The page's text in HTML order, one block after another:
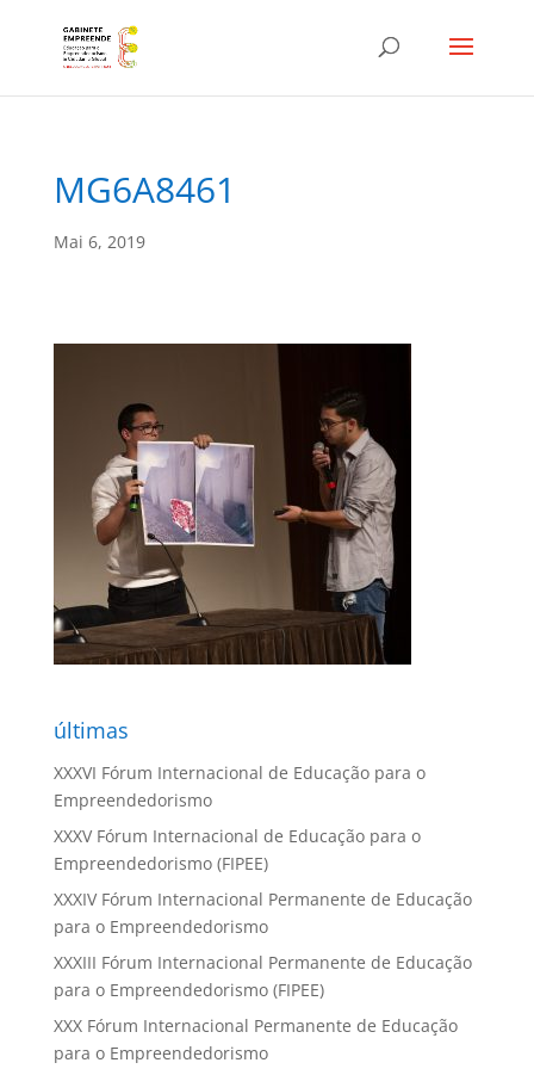
MG6A8461
Mai 6, 2019
últimas
XXXVI Fórum Internacional de Educação para o
Empreendedorismo
XXXV Fórum Internacional de Educação para o
Empreendedorismo (FIPEE)
XXXIV Fórum Internacional Permanente de Educação
para o Empreendedorismo
XXXIII Fórum Internacional Permanente de Educação
para o Empreendedorismo (FIPEE)
XXX Fórum Internacional Permanente de Educação
para o Empreendedorismo